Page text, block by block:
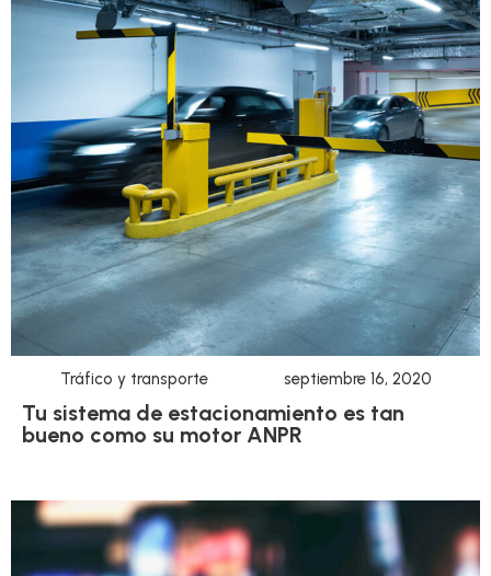
Tráfico y transporte septiembre 16, 2020
Tu sistema de estacionamiento es tan
bueno como su motor ANPR